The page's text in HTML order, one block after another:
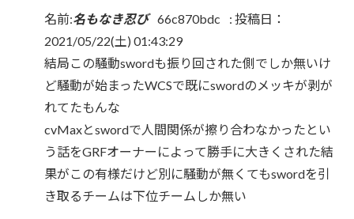
名前:名もなき忍び 66c870bdc : 投稿日：
2021/05/22(土) 01:43:29
結局この騒動swordも振り回された側でしか無いけ
ど騒動が始まったWCSで既にswordのメッキが剥が
れてたもんな
cvMaxとswordで人間関係が擦り合わなかったとい
う話をGRFオーナーによって勝手に大きくされた結
果がこの有様だけど別に騒動が無くてもswordを引
き取るチームは下位チームしか無い